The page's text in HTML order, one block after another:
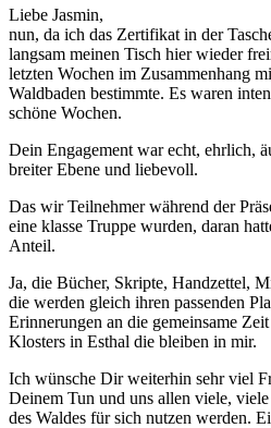
Liebe Jasmin,
nun, da ich das Zertifikat in der
langsam meinen Tisch hier wieder
letzten Wochen im Zusammenhang
Waldbaden bestimmte. Es waren
schöne Wochen.
Dein Engagement war echt, ehrlich,
breiter Ebene und liebevoll.
Das wir Teilnehmer während der
eine klasse Truppe wurden, daran
Anteil.
Ja, die Bücher, Skripte, Handzettel,
die werden gleich ihren passenden
Erinnerungen an die gemeinsame
Klosters in Esthal die bleiben in mir.
Ich wünsche Dir weiterhin sehr viel
Deinem Tun und uns allen viele,
des Waldes für sich nutzen werden.